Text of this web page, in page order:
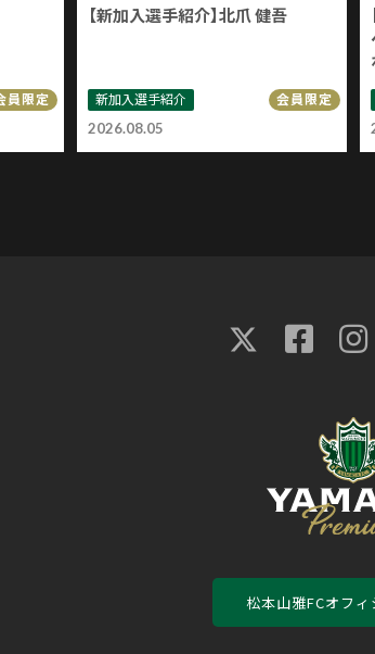
員限定
2026.08.05
【新加入選手紹介】北爪 健吾
新加入選手紹介 会員限定
松本山雅FCオフィ